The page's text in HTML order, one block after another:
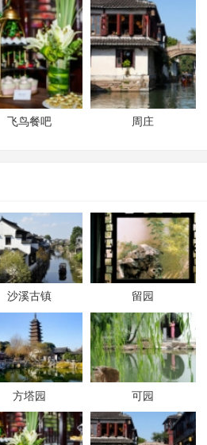
飞鸟餐吧 周庄
沙溪古镇 留园
方塔园 可园